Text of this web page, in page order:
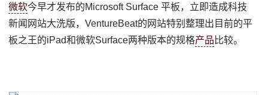
微软今早才发布的Microsoft Surface 平板，立即造成科技
新闻网站大洗版，VentureBeat的网站特别整理出目前的平
板之王的iPad和微软Surface两种版本的规格产品 比较。